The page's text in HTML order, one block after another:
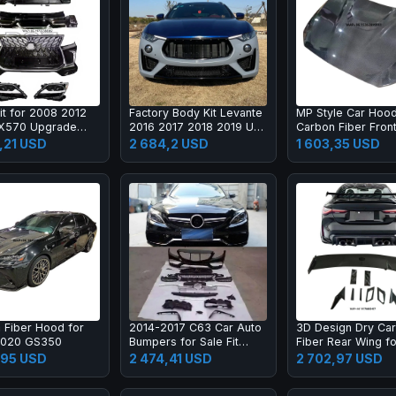
for 2008 2012
Upgrade
Super Sport
Led
USD
Factory Body Kit Levante
2016 2017 2018 2019 Up
2020 2021
2 684,2 USD
MP Style Car
Carbon Fiber Front
Engine Hood
M2C F87 F22
1 603,35 USD
Fiber Hood for
GS350
USD
2014-2017 C63 Car Auto
Bumpers for Sale Fit
2015-2017 New C Class
W205 C180 C200l C260l
2 474,41 USD
3D Design Dry
Fiber Rear Wing
M2 G80 M3 G82
Carbon Fiber Rear
2 702,97 USD